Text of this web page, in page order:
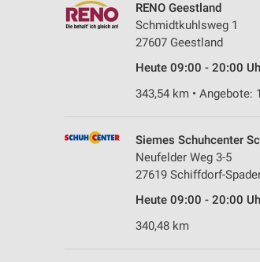
RENO Geestland
Schmidtkuhlsweg 1
27607 Geestland
Heute 09:00 - 20:00
343,54 km • Angebote:
Siemes Schuhcenter
Neufelder Weg 3-5
27619 Schiffdorf-
Heute 09:00 - 20:00
340,48 km